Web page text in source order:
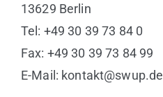
13629 Berlin
Tel: +49 30 39 73 84 0
Fax: +49 30 39 73 84 99
E-Mail: kontakt@swup.de